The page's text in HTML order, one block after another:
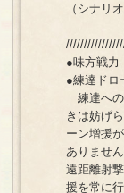
（シナリ
●味方戦力
●練達ドロ
練達への
きは妨げ
ーン増援
ありませ
遠距離射
援を常に